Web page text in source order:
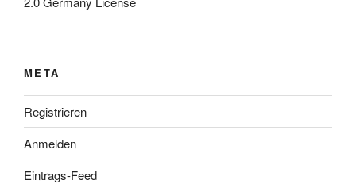
META
Registrieren
Anmelden
Eintrags-Feed